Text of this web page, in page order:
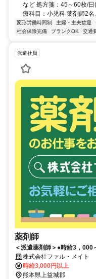
など 処方箋：45～60枚/
療科目：小児科 薬剤師2
変形労働時間制 主婦・主夫歓迎
社会保険完備
ブランクOK 交通
派遣社員
薬剤師
＜派遣薬剤師＞●時給3，
株式会社ファル・メイト
時給3,000円以上
熊本県上益城郡